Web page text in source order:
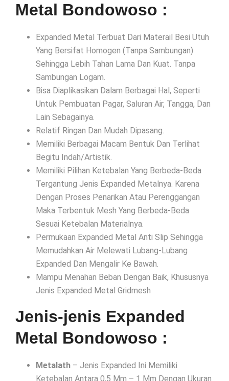
Metal Bondowoso :
Expanded Metal Terbuat Dari Materail Besi Utuh
Yang Bersifat Homogen (Tanpa Sambungan)
Sehingga Lebih Tahan Lama Dan Kuat. Tanpa
Sambungan Logam.
Bisa Diaplikasikan Dalam Berbagai Hal, Seperti
Untuk Pembuatan Pagar, Saluran Air, Tangga, Dan
Lain Sebagainya.
Relatif Ringan Dan Mudah Dipasang.
Memiliki Berbagai Macam Bentuk Dan Terlihat
Begitu Indah/Artistik.
Memiliki Pilihan Ketebalan Yang Berbeda-Beda
Tergantung Jenis Expanded Metalnya. Karena
Dengan Proses Penarikan Atau Perenggangan
Maka Terbentuk Mesh Yang Berbeda-Beda
Sesuai Ketebalan Materialnya.
Permukaan Expanded Metal Anti Slip Sehingga
Memudahkan Air Melewati Lubang-Lubang
Expanded Dan Mengalir Ke Bawah.
Mampu Menahan Beban Dengan Baik, Khususnya
Jenis Expanded Metal Gridmesh
Jenis-jenis Expanded
Metal Bondowoso :
Metalath – Jenis Expanded Ini Memiliki
Ketebalan Antara 0,5 Mm – 1 Mm Dengan Ukuran